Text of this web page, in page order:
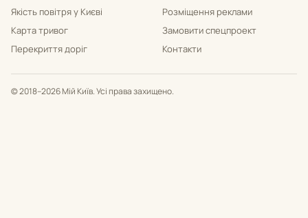
Якість повітря у Києві
Карта тривог
Перекриття доріг
Розміщення реклами
Замовити спецпроект
Контакти
© 2018–2026 Мій Київ. Усі права захищено.